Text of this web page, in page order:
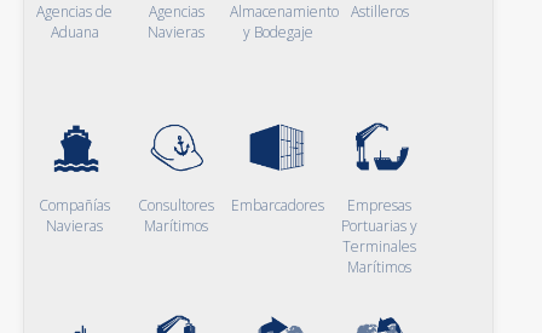
Agencias de
Aduana
Agencias
Navieras
Almacenamiento
y Bodegaje
Astilleros
Compañías
Navieras
Consultores
Marítimos
Embarcadores
Empresas
Portuarias y
Terminales
Marítimos